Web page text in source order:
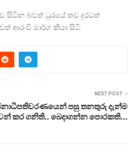
සිටින බවත් ධුරයේ තව දුරටත්
ආරංචි මාර්ග කියා සිටී.
NEXT POST
පසු තනතුරු දැන්ම
කර ගනිති.. බෙදාගන්න පොරකති…